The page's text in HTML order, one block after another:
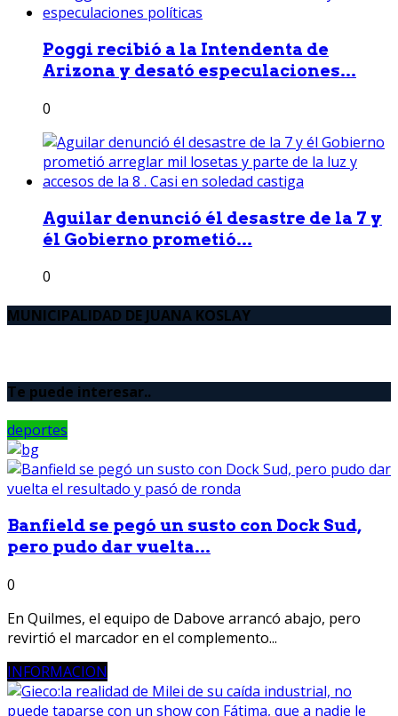
Poggi recibió a la Intendenta de
Arizona y desató especulaciones...
0
Aguilar denunció él desastre de la 7 y
él Gobierno prometió...
0
MUNICIPALIDAD DE JUANA KOSLAY
Te puede interesar..
deportes
Banfield se pegó un susto con Dock Sud,
pero pudo dar vuelta...
0
En Quilmes, el equipo de Dabove arrancó abajo, pero
revirtió el marcador en el complemento...
INFORMACION